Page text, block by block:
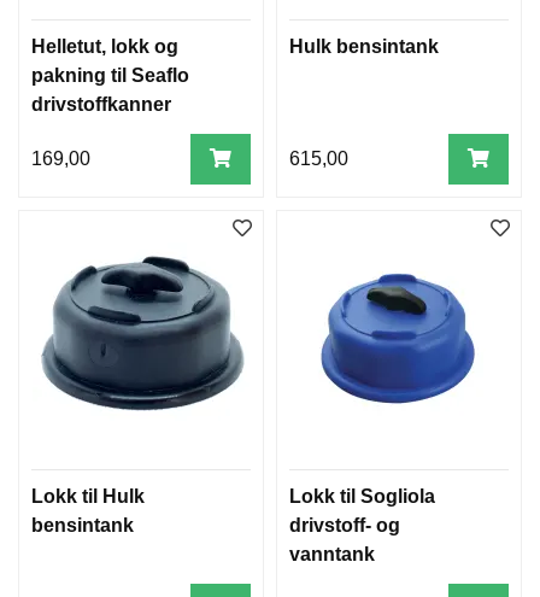
Helletut, lokk og
pakning til Seaflo
drivstoffkanner
169,00
Hulk bensintank
615,00
Lokk til Hulk
bensintank
Lokk til Sogliola
drivstoff- og
vanntank